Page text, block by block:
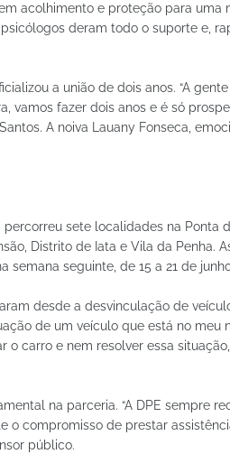
acolhimento e proteção para uma
deram todo o suporte e,
a união de dois anos. “A
vamos fazer dois anos e é só
A noiva Lauany Fonseca,
sete localidades na Ponta
Distrito de Iata e Vila da Penha.
semana seguinte, de 15 a 21 de
desde a desvinculação de
de um veículo que está no meu
o carro e nem resolver essa
na parceria. “A DPE sempre
o compromisso de prestar
público.